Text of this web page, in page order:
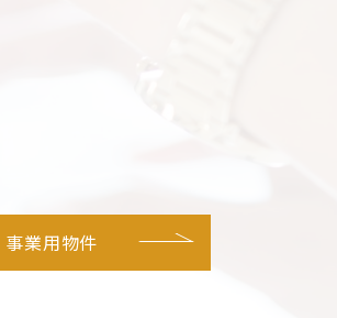
事業用物件